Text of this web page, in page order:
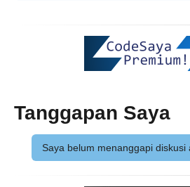
Tanggapan Saya
Saya belum menanggapi diskusi